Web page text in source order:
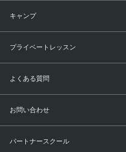
キャンプ
プライベートレッスン
よくある質問
お問い合わせ
パートナースクール